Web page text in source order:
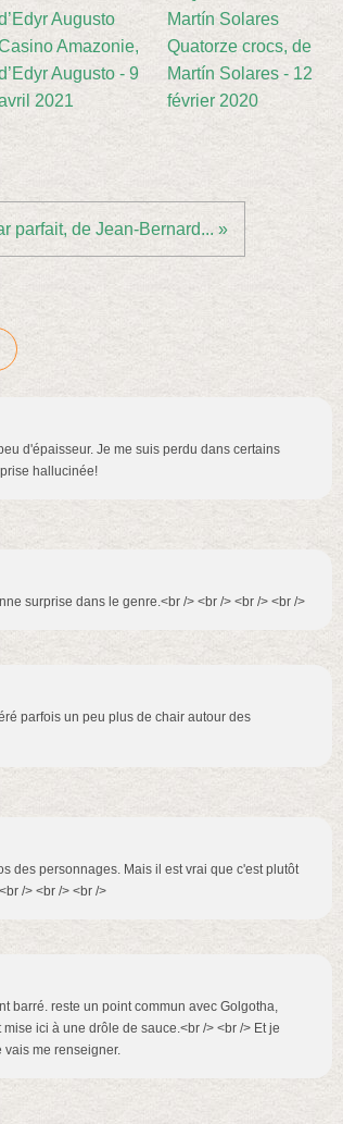
Amazonie,
Augusto - 9
2021
Quatorze crocs, de
Martín Solares - 12
février 2020
parfait, de Jean-Bernard... »
d'épaisseur. Je me suis perdu dans certains
hallucinée!
surprise dans le genre.<br /> <br /> <br /> <br />
parfois un peu plus de chair autour des
des personnages. Mais il est vrai que c'est plutôt
/> <br /> <br />
barré. reste un point commun avec Golgotha,
ici à une drôle de sauce.<br /> <br /> Et je
vais me renseigner.